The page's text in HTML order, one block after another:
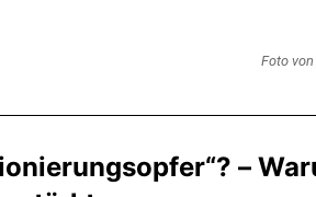
Foto von